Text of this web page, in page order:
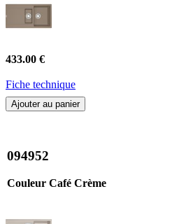
433.00 €
Fiche technique
Ajouter au panier
094952
Couleur Café Crème